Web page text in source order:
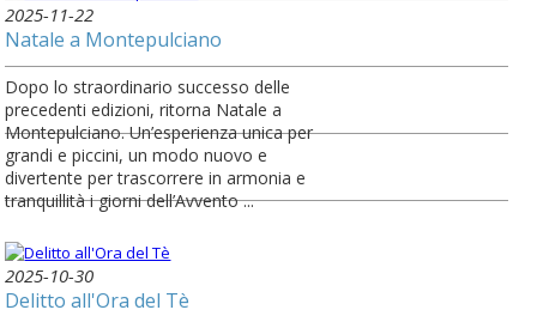
2025-11-22
Natale a Montepulciano
Dopo lo straordinario successo delle
precedenti edizioni, ritorna Natale a
Montepulciano. Un’esperienza unica per
grandi e piccini, un modo nuovo e
divertente per trascorrere in armonia e
tranquillità i giorni dell’Avvento ...
2025-10-30
Delitto all'Ora del Tè